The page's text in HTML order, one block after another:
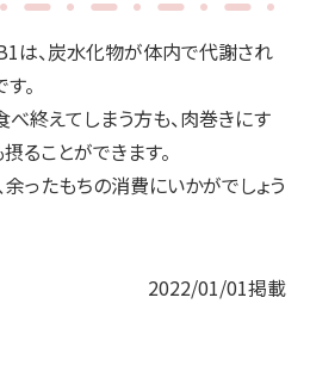
は、炭水化物が体内で代謝され
。
べ終えてしまう方も、肉巻きにす
ることができます。
ったもちの消費にいかがでしょう
2022/01/01掲載